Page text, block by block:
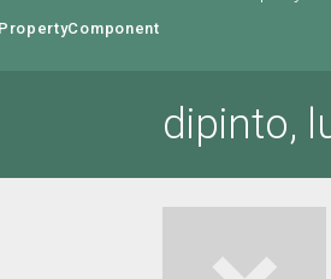
dipinto,